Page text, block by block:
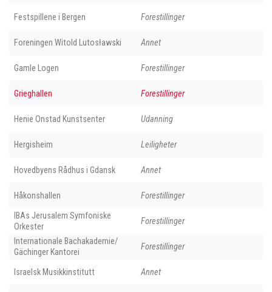
Festspillene i Bergen Forestillinger
Foreningen Witold Lutosławski Annet
Gamle Logen Forestillinger
Grieghallen Forestillinger
Henie Onstad Kunstsenter Udanning
Hergisheim Leiligheter
Hovedbyens Rådhus i Gdansk Annet
Håkonshallen Forestillinger
IBAs Jerusalem Symfoniske
Orkester
Forestillinger
Internationale Bachakademie/
Gächinger Kantorei
Forestillinger
Israelsk Musikkinstitutt Annet